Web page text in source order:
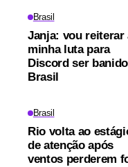
Brasil
Janja: vou reiterar
minha luta para
Discord ser
Brasil
Brasil
Rio volta ao
de atenção após
ventos perderem